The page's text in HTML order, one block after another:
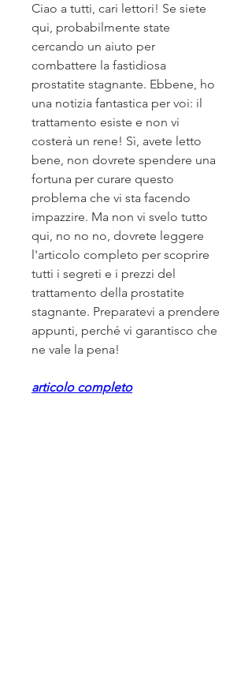
Ciao a tutti, cari lettori! Se siete
qui, probabilmente state
cercando un aiuto per
combattere la fastidiosa
prostatite stagnante. Ebbene, ho
una notizia fantastica per voi: il
trattamento esiste e non vi
costerà un rene! Sì, avete letto
bene, non dovrete spendere una
fortuna per curare questo
problema che vi sta facendo
impazzire. Ma non vi svelo tutto
qui, no no no, dovrete leggere
l'articolo completo per scoprire
tutti i segreti e i prezzi del
trattamento della prostatite
stagnante. Preparatevi a prendere
appunti, perché vi garantisco che
ne vale la pena!
articolo completo